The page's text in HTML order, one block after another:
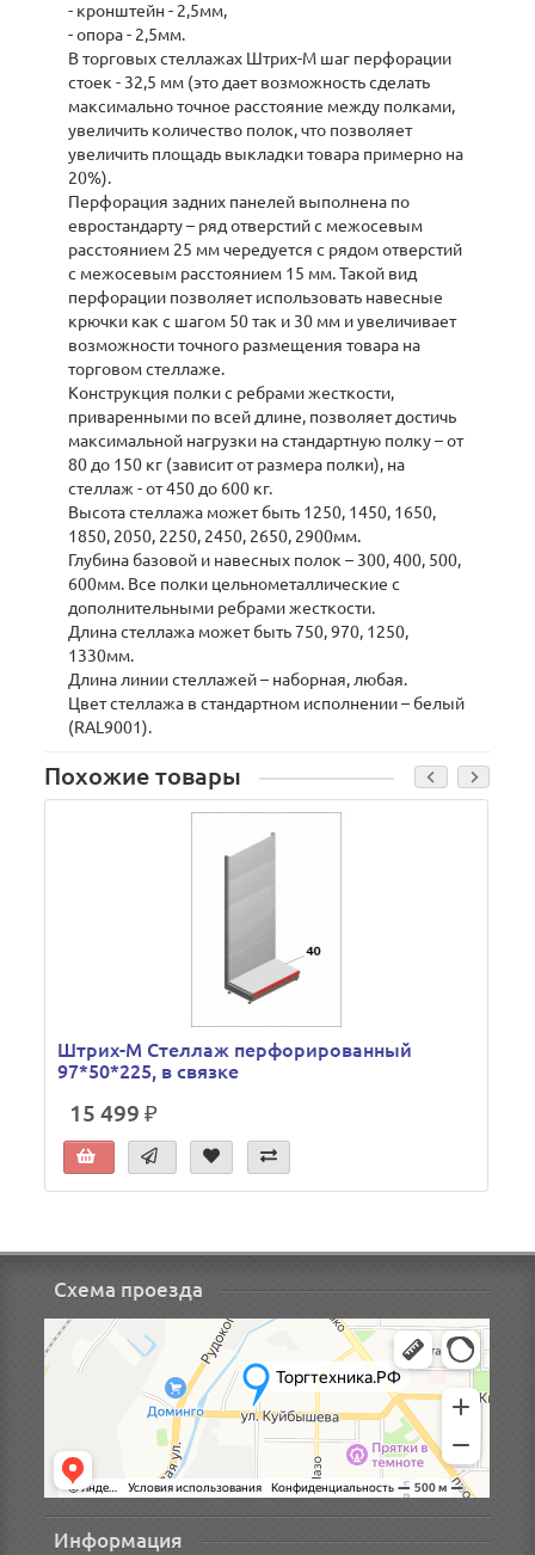
- кронштейн - 2,5мм,
- опора - 2,5мм.
В торговых стеллажах Штрих-М шаг перфорации
стоек - 32,5 мм (это дает возможность сделать
максимально точное расстояние между полками,
увеличить количество полок, что позволяет
увеличить площадь выкладки товара примерно на
20%).
Перфорация задних панелей выполнена по
евростандарту – ряд отверстий с межосевым
расстоянием 25 мм чередуется с рядом отверстий
с межосевым расстоянием 15 мм. Такой вид
перфорации позволяет использовать навесные
крючки как с шагом 50 так и 30 мм и увеличивает
возможности точного размещения товара на
торговом стеллаже.
Конструкция полки с ребрами жесткости,
приваренными по всей длине, позволяет достичь
максимальной нагрузки на стандартную полку – от
80 до 150 кг (зависит от размера полки), на
стеллаж - от 450 до 600 кг.
Высота стеллажа может быть 1250, 1450, 1650,
1850, 2050, 2250, 2450, 2650, 2900мм.
Глубина базовой и навесных полок – 300, 400, 500,
600мм. Все полки цельнометаллические с
дополнительными ребрами жесткости.
Длина стеллажа может быть 750, 970, 1250,
1330мм.
Длина линии стеллажей – наборная, любая.
Цвет стеллажа в стандартном исполнении – белый
(RAL9001).
Похожие товары
Штрих-М Стеллаж перфорированный
97*50*225, в связке
15 499 ₽
Схема проезда
Информация